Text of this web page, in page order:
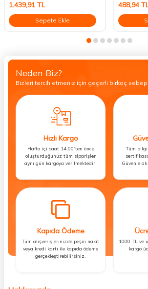
1.439,91 TL
Sepete Ekle
488,94
Neden Biz?
Bizleri tercih etmeniz için geçerli birkaç sebep.
Hızlı Kargo
Hafta içi saat 14:00’ten önce
oluşturduğunuz tüm siparişler
aynı gün kargoya verilmektedir.
Tüm
Güvenle
Kapıda Ödeme
Tüm alışverişlerinizde peşin nakit
veya kredi kartı ile kapıda ödeme
gerçekleştirebilirsiniz.
1000 TL ve
kargo